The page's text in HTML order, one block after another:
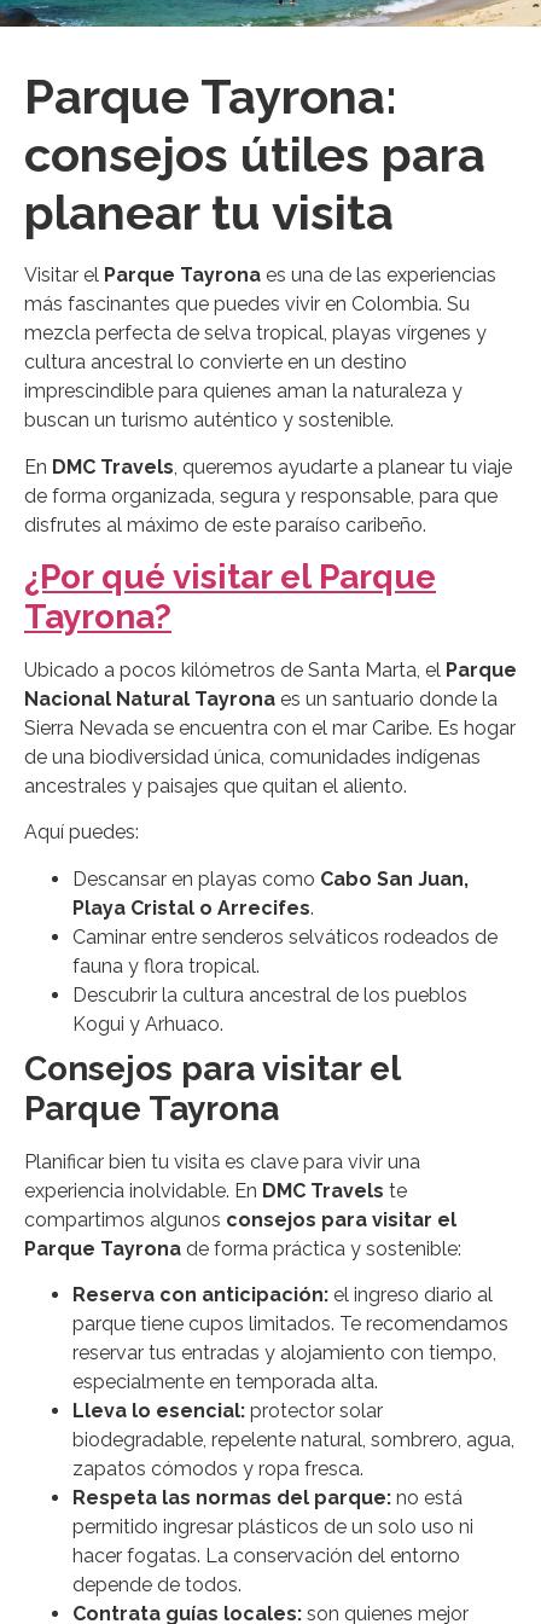
Parque Tayrona:
consejos útiles para
planear tu visita
Visitar el Parque Tayrona es una de las experiencias
más fascinantes que puedes vivir en Colombia. Su
mezcla perfecta de selva tropical, playas vírgenes y
cultura ancestral lo convierte en un destino
imprescindible para quienes aman la naturaleza y
buscan un turismo auténtico y sostenible.
En DMC Travels , queremos ayudarte a planear tu viaje
de forma organizada, segura y responsable, para que
disfrutes al máximo de este paraíso caribeño.
¿Por qué visitar el Parque
Tayrona?
Ubicado a pocos kilómetros de Santa Marta, el Parque
Nacional Natural Tayrona es un santuario donde la
Sierra Nevada se encuentra con el mar Caribe. Es hogar
de una biodiversidad única, comunidades indígenas
ancestrales y paisajes que quitan el aliento.
Aquí puedes:
Descansar en playas como Cabo San Juan,
Playa Cristal o Arrecifes.
Caminar entre senderos selváticos rodeados de
fauna y flora tropical.
Descubrir la cultura ancestral de los pueblos
Kogui y Arhuaco.
Consejos para visitar el
Parque Tayrona
Planificar bien tu visita es clave para vivir una
experiencia inolvidable. En DMC Travels te
compartimos algunos consejos para visitar el
Parque Tayrona de forma práctica y sostenible:
Reserva con anticipación: el ingreso diario al
parque tiene cupos limitados. Te recomendamos
reservar tus entradas y alojamiento con tiempo,
especialmente en temporada alta.
Lleva lo esencial: protector solar
biodegradable, repelente natural, sombrero, agua,
zapatos cómodos y ropa fresca.
Respeta las normas del parque: no está
permitido ingresar plásticos de un solo uso ni
hacer fogatas. La conservación del entorno
depende de todos.
Contrata guías locales: son quienes mejor